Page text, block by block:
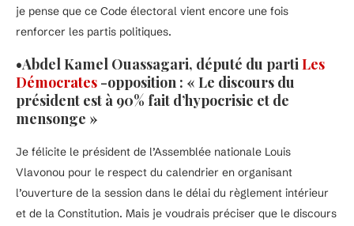
je pense que ce Code électoral vient encore une fois
renforcer les partis politiques.
•Abdel Kamel Ouassagari, député du partiLes
Démocrates -opposition : « Le discours du
président est à 90% fait d’hypocrisie et de
mensonge »
Je félicite le président de l’Assemblée nationale Louis
Vlavonou pour le respect du calendrier en organisant
l’ouverture de la session dans le délai du règlement intérieur
et de la Constitution. Mais je voudrais préciser que le discours